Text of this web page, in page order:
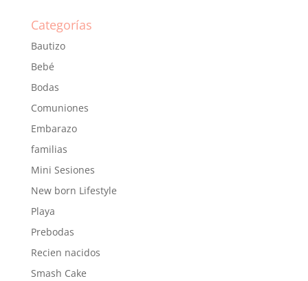
Categorías
Bautizo
Bebé
Bodas
Comuniones
Embarazo
familias
Mini Sesiones
New born Lifestyle
Playa
Prebodas
Recien nacidos
Smash Cake